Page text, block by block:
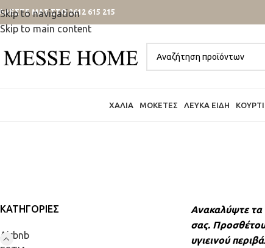
Skip to navigation
Skip to main content
ΜΑΣ ΣΤΟ 2612 615 215
ΧΑΛΙΆ ΜΟΚΈΤΕΣ ΛΕΥΚΆ ΕΊΔΗ
ΚΑΤΗΓΟΡΊΕΣ
Airbnb
Ανακαλύψτε τα
σας.
υγιεινού